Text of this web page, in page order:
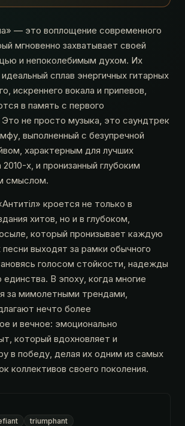
— это воплощение современного
мгновенно захватывает своей
и непоколебимым духом. Их
сплав энергичных гитарных
искреннего вокала и припевов,
в память с первого
Это не просто музыка, это саундтрек
выполненный с безупречной
характерным для лучших
х, и пронизанный глубоким
смыслом.
кроется не только в
хитов, но и в глубоком,
который пронизывает каждую
выходят за рамки обычного
голосом стойкости, надежды
единства. В эпоху, когда многие
за мимолетными трендами,
нечто более
и вечное: эмоционально
который вдохновляет и
в победу, делая их одним из самых
коллективов своего поколения.
triumphant